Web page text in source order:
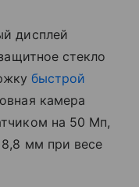
дисплей
стекло
быстрой
камера
на 50 Мп,
8,8 мм при весе